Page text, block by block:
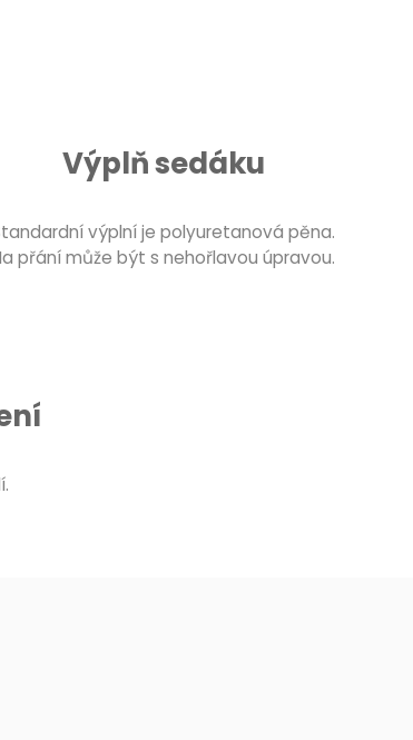
Výplň sedáku
výplní je polyuretanová pěna.
přání může být s nehořlavou úpravou.